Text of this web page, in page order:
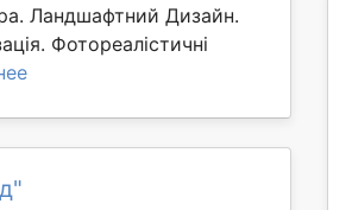
Ландшафтний Дизайн.
Фотореалістичні